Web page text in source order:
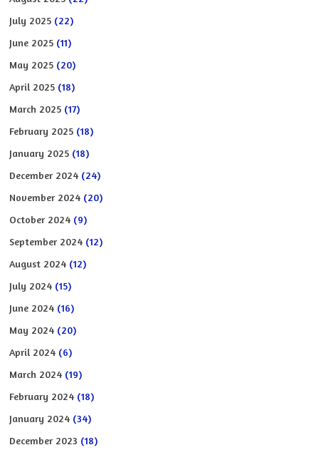
July 2025 (22)
June 2025 (11)
May 2025 (20)
April 2025 (18)
March 2025 (17)
February 2025 (18)
January 2025 (18)
December 2024 (24)
November 2024 (20)
October 2024 (9)
September 2024 (12)
August 2024 (12)
July 2024 (15)
June 2024 (16)
May 2024 (20)
April 2024 (6)
March 2024 (19)
February 2024 (18)
January 2024 (34)
December 2023 (18)